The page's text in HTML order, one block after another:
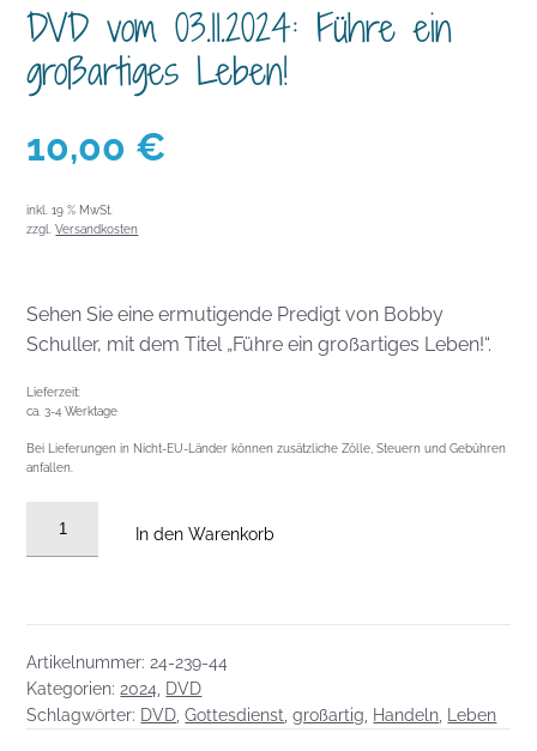
DVD vom 03.11.2024: Führe ein
großartiges Leben!
10,00 €
inkl. 19 % MwSt.
zzgl.Versandkosten
Sehen Sie eine ermutigende Predigt von Bobby
Schuller, mit dem Titel „Führe ein großartiges Leben!“.
Lieferzeit:
ca. 3-4 Werktage
Bei Lieferungen in Nicht-EU-Länder können zusätzliche Zölle, Steuern und Gebühren
anfallen.
großartiges
Leben!
Menge
In den Warenkorb
Artikelnummer: 24-239-44
Kategorien: 2024 DVD
Schlagwörter: DVD ,Gottesdienst ,großartig Handeln Leben